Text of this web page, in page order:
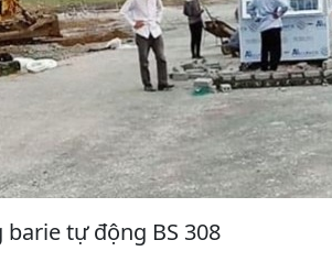
barie tự động BS 308